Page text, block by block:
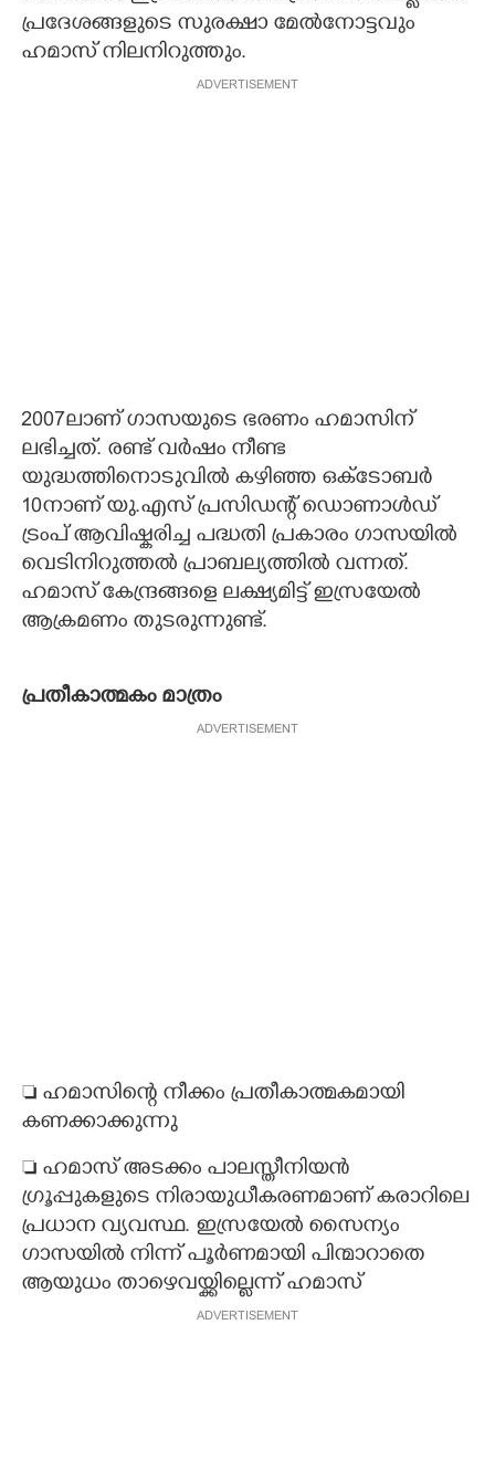
പ്രദേശങ്ങളുടെ സുരക്ഷാ മേൽനോട്ടവും
ഹമാസ് നിലനിറുത്തും.
ADVERTISEMENT
2007ലാണ് ഗാസയുടെ ഭരണം ഹമാസിന്
ലഭിച്ചത്. രണ്ട് വർഷം നീണ്ട
യുദ്ധത്തിനൊടുവിൽ കഴിഞ്ഞ ഒക്ടോബർ
10നാണ് യു.എസ് പ്രസിഡന്റ് ഡൊണാൾഡ്
ട്രംപ് ആവിഷ്കരിച്ച പദ്ധതി പ്രകാരം ഗാസയിൽ
വെടിനിറുത്തൽ പ്രാബല്യത്തിൽ വന്നത്.
ഹമാസ്‌ കേന്ദ്രങ്ങളെ ലക്ഷ്യമിട്ട് ഇസ്രയേൽ
ആക്രമണം തുടരുന്നുണ്ട്.
പ്രതീകാത്മകം മാത്രം
ADVERTISEMENT
 ഹമാസിന്റെ നീക്കം പ്രതീകാത്മകമായി
കണക്കാക്കുന്നു
 ഹമാസ് അടക്കം പാലസ്തീനിയൻ
ഗ്രൂപ്പുകളുടെ നിരായുധീകരണമാണ് കരാറിലെ
പ്രധാന വ്യവസ്ഥ. ഇസ്രയേൽ സൈന്യം
ഗാസയിൽ നിന്ന് പൂർണമായി പിന്മാറാതെ
ആയുധം താഴെവയ്ക്കില്ലെന്ന് ഹമാസ്
ADVERTISEMENT